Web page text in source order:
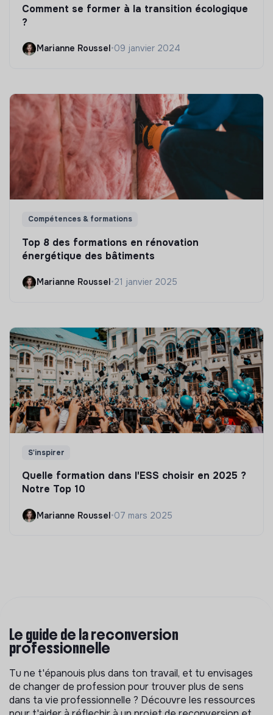
Comment se former à la transition écologique
?
Marianne Roussel •09 janvier 2024
Compétences & formations
Top 8 des formations en rénovation
énergétique des bâtiments
Marianne Roussel•21 janvier 2025
S'inspirer
Quelle formation dans l'ESS choisir en 2025 ?
Notre Top 10
Marianne Roussel•07 mars 2025
Le guide de la reconversion
professionnelle
Tu ne t'épanouis plus dans ton travail, et tu envisages
de changer de profession pour trouver plus de sens
dans ta vie professionnelle ? Découvre les ressources